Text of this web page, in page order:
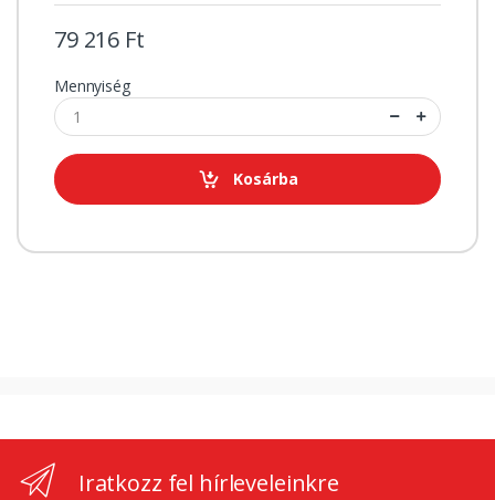
79 216 Ft
Mennyiség
Kosárba
Iratkozz fel hírleveleinkre